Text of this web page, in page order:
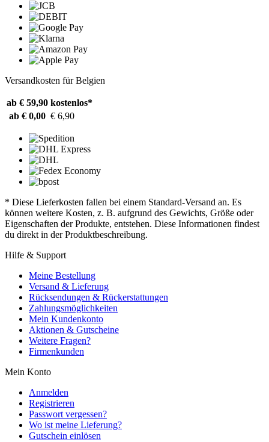
Versandkosten für Belgien
ab € 59,90 kostenlos*
ab € 0,00 € 6,90
* Diese Lieferkosten fallen bei einem Standard-Versand an. Es
können weitere Kosten, z. B. aufgrund des Gewichts, Größe oder
Eigenschaften der Produkte, entstehen. Diese Informationen findest
du direkt in der Produktbeschreibung.
Hilfe & Support
Meine Bestellung
Versand & Lieferung
Rücksendungen & Rückerstattungen
Zahlungsmöglichkeiten
Mein Kundenkonto
Aktionen & Gutscheine
Weitere Fragen?
Firmenkunden
Mein Konto
Anmelden
Registrieren
Passwort vergessen?
Wo ist meine Lieferung?
Gutschein einlösen